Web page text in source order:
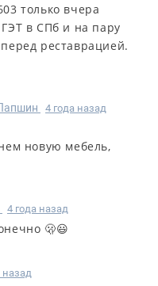
только вчера
в СПб и на пару
реставрацией.
4 года назад
новую мебель,
4 года назад
🫢😃
назад